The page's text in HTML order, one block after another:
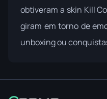
obtiveram a skin Kill
giram em torno de
unboxing ou